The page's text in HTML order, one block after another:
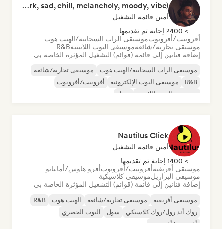
The Weeknd Hottest Vibes🥵🔥(pop, rock, rnb, hiphop, sexy, dark, sad, chill, melancholy, moody, vibe)
أمين قائمة التشغيل
> 2400 إجابة تم تقديمها
أفروبيت/أفروبوبموسيقى الراب السحابية/الهيب هوب
موسيقى تجارية/شائعةموسيقى البوب اللاتينيةR&B
إضافة فنانين إلى قائمة (قوائم) التشغيل المؤثرة الخاصة بي
موسيقى الراب السحابية/الهيب هوب
موسيقى تجارية/شائعة
R&B
موسيقى البوب الإلكترونية
أفروبيت/أفروبوب
موسيقى البوب اللاتينية
سول
Nautilus Click
أمين قائمة التشغيل
> 1400 إجابة تم تقديمها
موسيقى أفريقيةأفروبيت/أفروبوبأفرو هاوس/أمابيانو
موسيقى البرازيلموسيقى كلاسيكية
إضافة فنانين إلى قائمة (قوائم) التشغيل المؤثرة الخاصة بي
موسيقى أفريقية موسيقى تجارية/شائعة الهيب هوب
R&B
روك أند رول/روك كلاسيكي
سول
البوب الحضري
أفروبيت/أفروبوب